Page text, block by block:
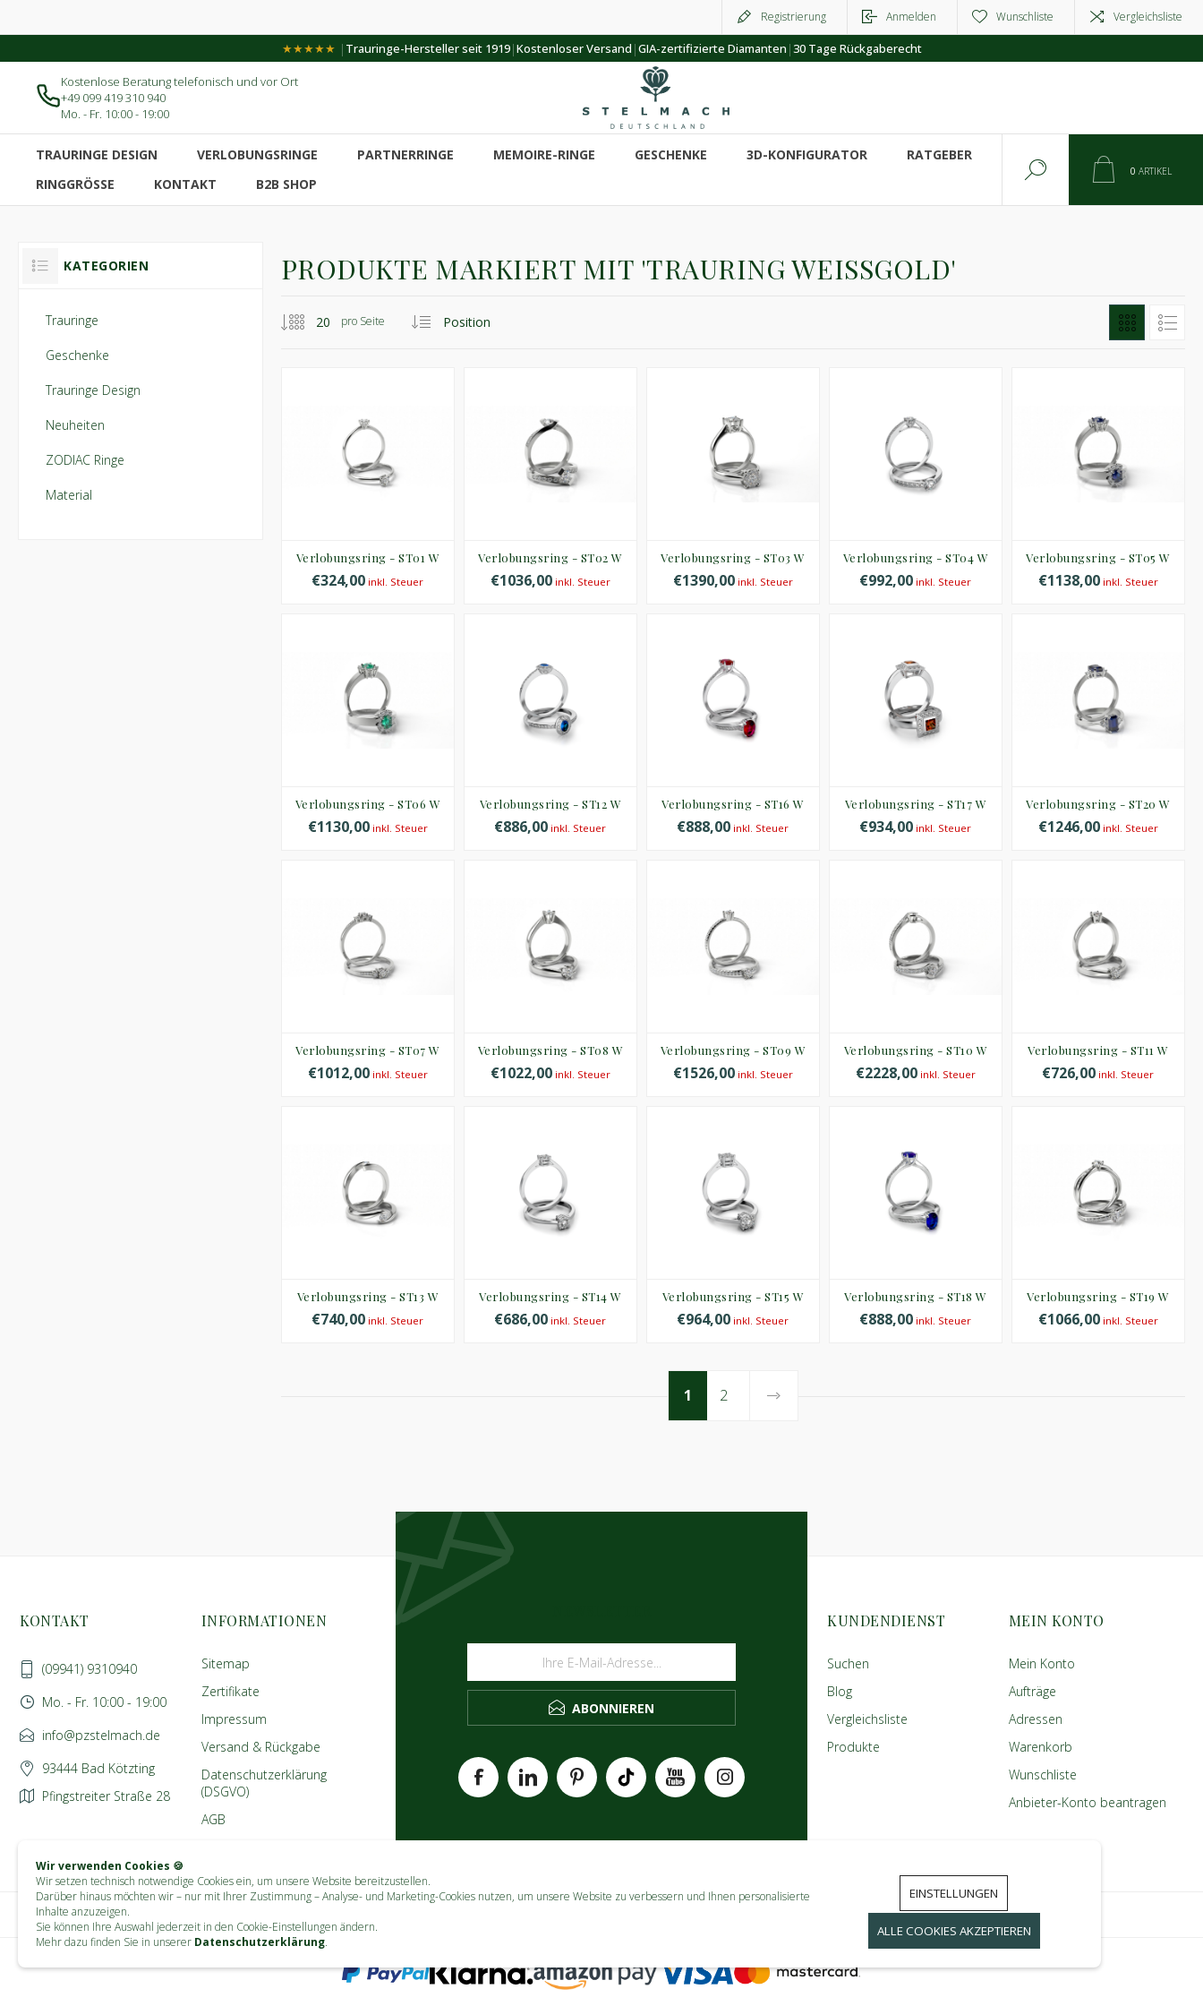
Registrierung Anmelden Wunschliste Vergleichsliste
★★★★★ | Trauringe-Hersteller seit 1919|Kostenloser Versand |GIA-zertifizierte Diamanten |30 Tage Rückgaberecht
Kostenlose Beratung telefonisch und vor Ort
+49 099 419 310 940
Mo. - Fr. 10:00 - 19:00
TRAURINGE DESIGN VERLOBUNGSRINGE PARTNERRINGE MEMOIRE-RINGE GESCHENKE 3D-KONFIGURATOR
RATGEBER
RINGGRÖSSE
KONTAKT B2B SHOP
0 ARTIKEL
PRODUKTE MARKIERT MIT 'TRAURING WEISSGOLD'
pro Seite
Verlobungsring - ST01 W
€324,00 inkl. Steuer
Verlobungsring - ST02 W
€1036,00inkl. Steuer
Verlobungsring - ST03 W
€1390,00inkl. Steuer
Verlobungsring - ST04 W
€992,00 inkl. Steuer
Verlobungsring - ST05 W
€1138,00inkl. Steuer
Verlobungsring - ST06 W
€1130,00inkl. Steuer
Verlobungsring - ST12 W
€886,00 inkl. Steuer
Verlobungsring - ST16 W
€888,00 inkl. Steuer
Verlobungsring - ST17 W
€934,00 inkl. Steuer
Verlobungsring - ST20 W
€1246,00inkl. Steuer
Verlobungsring - ST07 W
€1012,00inkl. Steuer
Verlobungsring - ST08 W
€1022,00inkl. Steuer
Verlobungsring - ST09 W
€1526,00inkl. Steuer
Verlobungsring - ST10 W
€2228,00inkl. Steuer
Verlobungsring - ST11 W
€726,00 inkl. Steuer
Verlobungsring - ST13 W
€740,00 inkl. Steuer
Verlobungsring - ST14 W
€686,00 inkl. Steuer
Verlobungsring - ST15 W
€964,00 inkl. Steuer
Verlobungsring - ST18 W
€888,00 inkl. Steuer
Verlobungsring - ST19 W
€1066,00inkl. Steuer
1 2
KATEGORIEN
Trauringe
Geschenke
Trauringe Design
Neuheiten
ZODIAC Ringe
Material
Wir verwenden Cookies 🍪
Wir setzen technisch notwendige Cookies ein, um unsere Website bereitzustellen.
Darüber hinaus möchten wir – nur mit Ihrer Zustimmung – Analyse- und Marketing-Cookies nutzen, um unsere Website zu verbessern und Ihnen personalisierte
Inhalte anzuzeigen.
Sie können Ihre Auswahl jederzeit in den Cookie-Einstellungen ändern.
Mehr dazu finden Sie in unserer Datenschutzerklärung.
EINSTELLUNGEN
ALLE COOKIES AKZEPTIEREN
ABONNIEREN
KONTAKT
(09941) 9310940
Mo. - Fr. 10:00 - 19:00
info@pzstelmach.de
93444 Bad Kötzting
Pfingstreiter Straße 28
INFORMATIONEN
Sitemap
Zertifikate
Impressum
Versand & Rückgabe
Datenschutzerklärung
(DSGVO)
AGB
KUNDENDIENST
Suchen
Blog
Vergleichsliste
Produkte
MEIN KONTO
Mein Konto
Aufträge
Adressen
Warenkorb
Wunschliste
Anbieter-Konto beantragen